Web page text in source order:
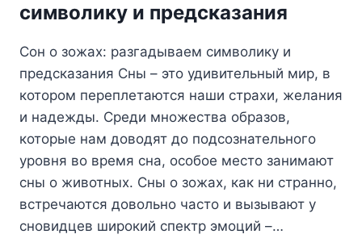
АНАЛИЗ
ТОЛКОВАНИЕ
символику и предсказания
Сон о зожах: разгадываем символику и
предсказания Сны – это удивительный мир, в
котором переплетаются наши страхи, желания
и надежды. Среди множества образов,
которые нам доводят до подсознательного
уровня во время сна, особое место занимают
сны о животных. Сны о зожах, как ни странно,
встречаются довольно часто и вызывают у
сновидцев широкий спектр эмоций –…